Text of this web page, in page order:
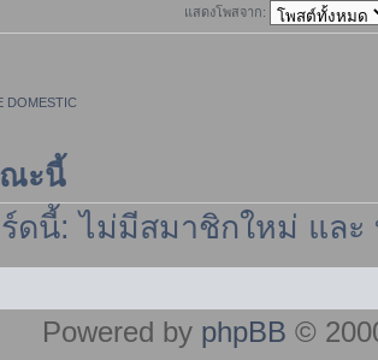
แสดงโพสจาก:
DOMESTIC
ะนี้
ดนี้: ไม่มีสมาชิกใหม่ แล
Powered by phpBB ©